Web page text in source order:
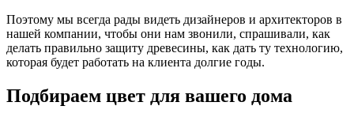
Поэтому мы всегда рады видеть дизайнеров и архитекторов в
нашей компании, чтобы они нам звонили, спрашивали, как
делать правильно защиту древесины, как дать ту технологию,
которая будет работать на клиента долгие годы.
Подбираем цвет для вашего дома